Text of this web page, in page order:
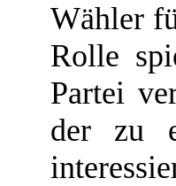
Wähler
Rolle
Partei
der zu